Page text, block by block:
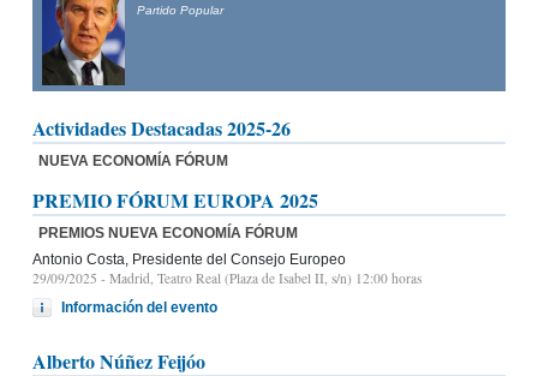
Partido Popular
Actividades Destacadas 2025-26
NUEVA ECONOMÍA FÓRUM
PREMIO FÓRUM EUROPA 2025
PREMIOS NUEVA ECONOMÍA FÓRUM
Antonio Costa, Presidente del Consejo Europeo
29/09/2025 - Madrid, Teatro Real (Plaza de Isabel II, s/n) 12:00 horas
Información del evento
Alberto Núñez Feijóo